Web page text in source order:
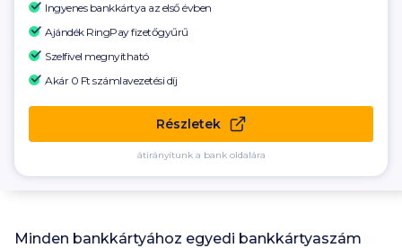
Ingyenes bankkártya az első évben
Ajándék RingPay fizetőgyűrű
Szelfivel megnyitható
Akár 0 Ft számlavezetési díj
Részletek
átirányítunk a bank oldalára
Minden bankkártyához egyedi bankkártyaszám